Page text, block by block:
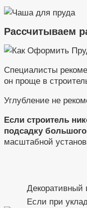
Рассчитываем
Специалисты
он проще в
Углубление не
Если строитель
подсадку
масштабной
Декоративный
Если при